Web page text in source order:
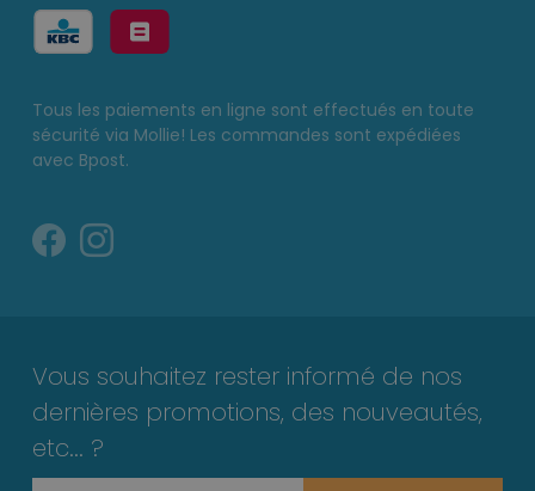
Tous les paiements en ligne sont effectués en toute
sécurité via Mollie! Les commandes sont expédiées
avec Bpost.
Vous souhaitez rester informé de nos
dernières promotions, des nouveautés,
etc... ?